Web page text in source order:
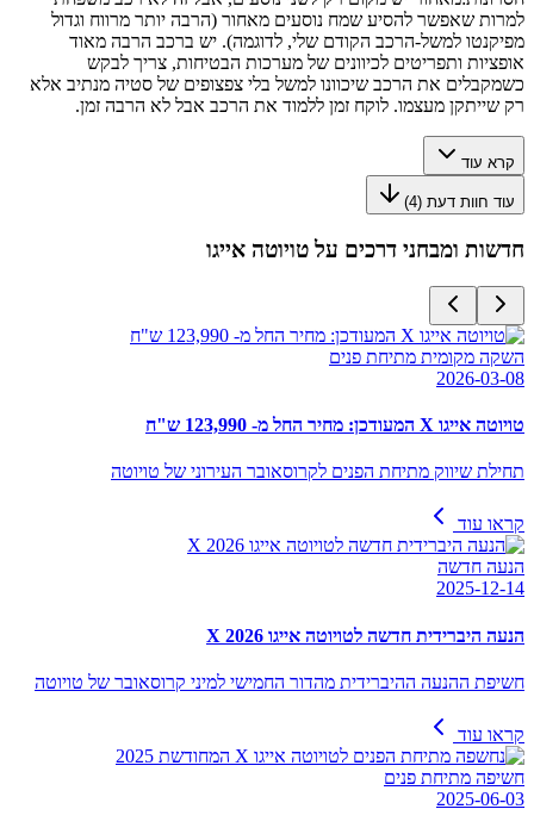
למרות שאפשר להסיע שמח נוסעים מאחור (הרבה יותר מרווח וגדול
מפיקנטו למשל-הרכב הקודם שלי, לדוגמה). יש ברכב הרבה מאוד
אופציות ותפריטים לכיוונים של מערכות הבטיחות, צריך לבקש
כשמקבלים את הרכב שיכוונו למשל בלי צפצופים של סטיה מנתיב אלא
רק שייתקן מעצמו. לוקח זמן ללמוד את הרכב אבל לא הרבה זמן.
קרא עוד
עוד חוות דעת (4
)
חדשות ומבחני דרכים על טויוטה אייגו
השקה מקומית מתיחת פנים
2026-03-08
טויוטה אייגו X המעודכן: מחיר החל מ- 123,990 ש"ח
תחילת שיווק מתיחת הפנים לקרוסאובר העירוני של טויוטה
קראו עוד
הנעה חדשה
2025-12-14
הנעה היברידית חדשה לטויוטה אייגו X 2026
חשיפת ההנעה ההיברידית מהדור החמישי למיני קרוסאובר של טויוטה
קראו עוד
חשיפה מתיחת פנים
2025-06-03